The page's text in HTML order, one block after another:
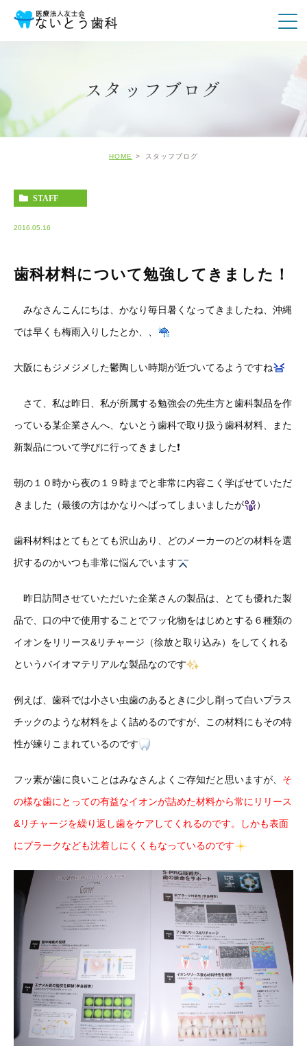
スタッフブログ
HOME スタッフブログ
STAFF
2016.05.16
歯科材料について勉強してきました！
みなさんこんにちは、かなり毎日暑くなってきましたね、沖縄
では早くも梅雨入りしたとか、、
大阪にもジメジメした鬱陶しい時期が近づいてるようですね
さて、私は昨日、私が所属する勉強会の先生方と歯科製品を作
っている某企業さんへ、ないとう歯科で取り扱う歯科材料、また
新製品について学びに行ってきました❗️
朝の１０時から夜の１９時までと非常に内容こく学ばせていただ
きました（最後の方はかなりへばってしまいましたが
）
歯科材料はとてもとても沢山あり、どのメーカーのどの材料を選
択するのかいつも非常に悩んでいます
昨日訪問させていただいた企業さんの製品は、とても優れた製
品で、口の中で使用することでフッ化物をはじめとする６種類の
イオンをリリース&リチャージ（徐放と取り込み）をしてくれる
というバイオマテリアルな製品なのです
例えば、歯科では小さい虫歯のあるときに少し削って白いプラス
チックのような材料をよく詰めるのですが、この材料にもその特
性が練りこまれているのです
フッ素が歯に良いことはみなさんよくご存知だと思いますが、 そ
の様な歯にとっての有益なイオンが詰めた材料から常にリリース
&リチャージを繰り返し歯をケアしてくれるのです。しかも表面
にプラークなども沈着しにくくもなっているのです